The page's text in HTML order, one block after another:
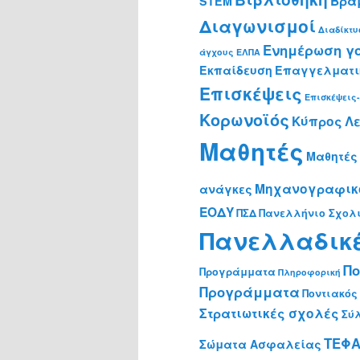
Διαγωνισμοί
άγχους ΕΛΠΑ Ενημέρωση
Εκπαίδευση
Επισκέψεις
Κορωνοϊός Κύπρος
Μαθητές Μαθητές
ανάγκες
ΕΟΔΥΠΣΔΠανελλήνιο
Προγράμματα Πληροφορική
Προγράμματα
Στρατιωτικές σχολές
Σώματα Ασφαλείας